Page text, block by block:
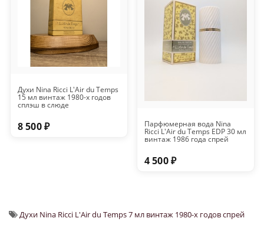
Духи Nina Ricci L'Air du Temps
15 мл винтаж 1980-х годов
сплэш в слюде
8 500 ₽ Парфюмерная вода Nina
Ricci L'Air du Temps EDP 30 мл
винтаж 1986 года спрей
4 500 ₽
Духи Nina Ricci L'Air du Temps 7 мл винтаж 1980-х годов спрей